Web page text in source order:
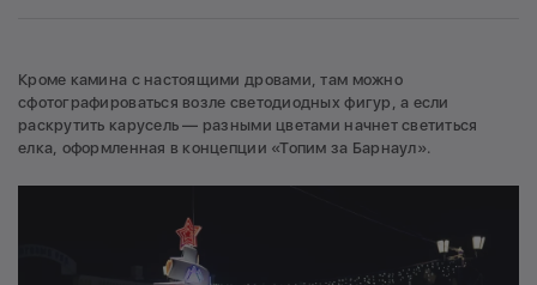
Кроме камина с настоящими дровами, там можно
сфотографироваться возле светодиодных фигур, а если
раскрутить карусель — разными цветами начнет светиться
елка, оформленная в концепции «Топим за Барнаул».